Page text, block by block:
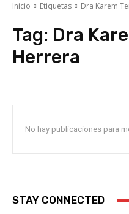
Inicio Etiquetas Dra Karem
Tag: Dra
Herrera
No hay publicaciones para
STAY CONNECTED